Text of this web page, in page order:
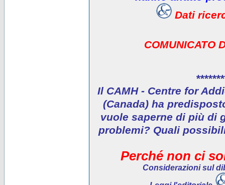
Dati
COMUNICATO
Il CAMH - Centre for
(Canada) ha
vuole saperne di più di
problemi? Quali
Perché non ci
Considerazioni sul